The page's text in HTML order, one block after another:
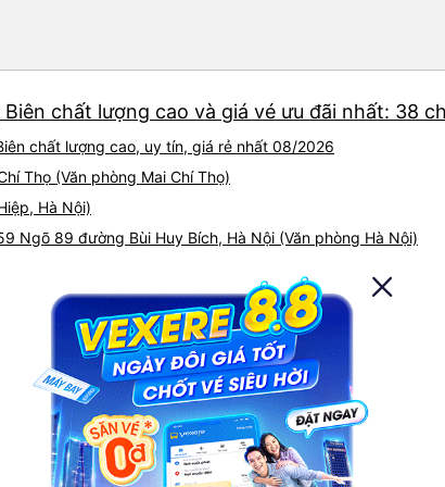
chất lượng cao và giá vé ưu đãi nhất: 38
chất lượng cao, uy tín, giá rẻ nhất 08/2026
Thọ (Văn phòng Mai Chí Thọ)
Hà Nội)
Ngõ 89 đường Bùi Huy Bích, Hà Nội (Văn phòng Hà Nội)
Văn Linh
Gia Khảm (Bến xe Gia Lâm)
Biên đi Ninh Bình
Biên
Long Biên Ninh Bình
đường Long Biên đi Ninh Bình